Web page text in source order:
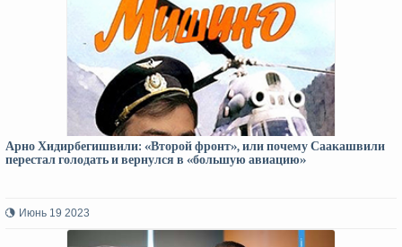
Арно Хидирбегишвили: «Второй фронт», или почему Саакашвили
перестал голодать и вернулся в «большую авиацию»
Июнь 19 2023